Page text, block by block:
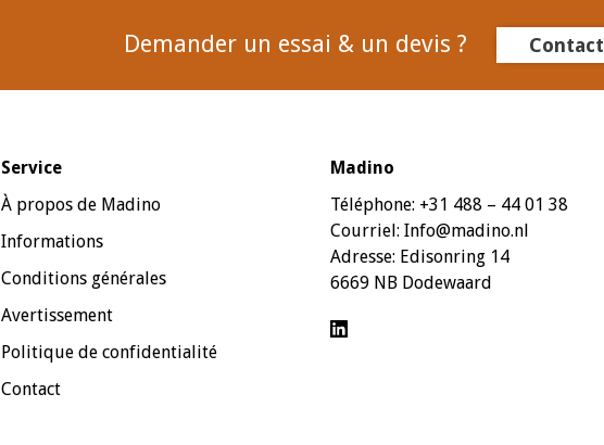
Demander un essai & un devis ? Contact
Service
À propos de Madino
Informations
Conditions générales
Avertissement
Politique de confidentialité
Contact
Madino
Téléphone: +31 488 – 44 01 38
Courriel: Info@madino.nl
Adresse: Edisonring 14
6669 NB Dodewaard